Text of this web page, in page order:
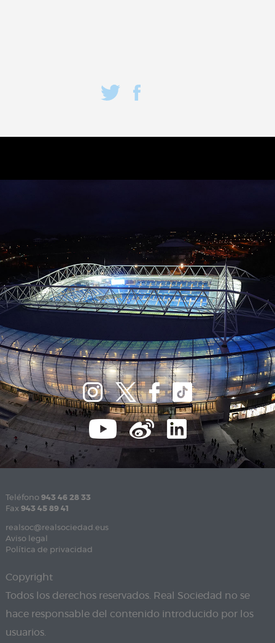
Teléfono 943 46 28 33
Fax 943 45 89 41
realsoc@realsociedad.eus
Aviso legal
Política de privacidad
Copyright
Todos los derechos reservados. Real Sociedad no se
hace responsable del contenido introducido por los
usuarios.